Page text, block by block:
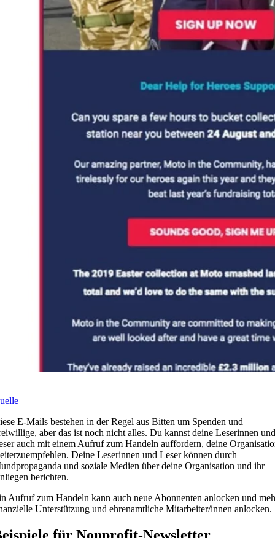
E-Mails bestehen in der Regel aus Bitten um Spenden und
aber das ist noch nicht alles. Du kannst deine Leserinnen und
auch mit einem Aufruf zum Handeln auffordern, deine
Deine Leserinnen und Leser können durch
und soziale Medien über deine Organisation und ihr
berichten.
Aufruf zum Handeln kann auch neue Abonnenten anlocken und
Unterstützung und ehrenamtliche Mitarbeiter/innen anlocken.